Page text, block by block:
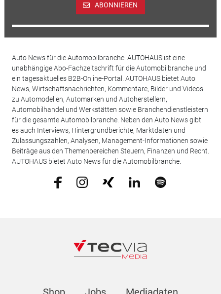
ABONNIEREN
Auto News für die Automobilbranche: AUTOHAUS ist eine
unabhängige Abo-Fachzeitschrift für die Automobilbranche und
ein tagesaktuelles B2B-Online-Portal. AUTOHAUS bietet Auto
News, Wirtschaftsnachrichten, Kommentare, Bilder und Videos
zu Automodellen, Automarken und Autoherstellern,
Automobilhandel und Werkstätten sowie Branchendienstleistern
für die gesamte Automobilbranche. Neben den Auto News gibt
es auch Interviews, Hintergrundberichte, Marktdaten und
Zulassungszahlen, Analysen, Management-Informationen sowie
Beiträge aus den Themenbereichen Steuern, Finanzen und Recht.
AUTOHAUS bietet Auto News für die Automobilbranche.